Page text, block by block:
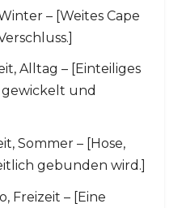
– [Weites Cape
Alltag – [Einteiliges
gewickelt und
Sommer – [Hose,
gebunden wird.]
Freizeit – [Eine